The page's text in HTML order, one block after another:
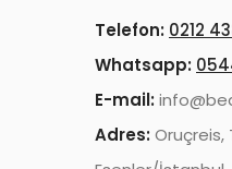
Telefon: 0212
Whatsapp:
E-mail:
Adres: Oruçreis,